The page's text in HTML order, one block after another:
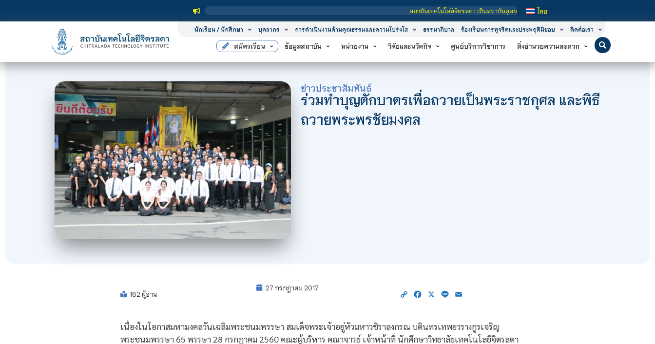
สถาบันเทคโนโลยีจิตรลดา เป็นสถาบันอุดมศึกษาในกำกับของรัฐ เปิดหลักสูตรการเรียนการสอน 3 ระดับ คือ ระดับประกาศนียบัตรวิช
ไทย
นักเรียน / นักศึกษา บุคลากร การดำเนินงานด้านคุณธรรมและความโปร่งใส ธรรมาภิบาล ร้องเรียนการทุจริตและประพฤติมิชอบ ติดต่อเรา
สมัครเรียน ข้อมูลสถาบัน หน่วยงาน วิจัยและนวัตกิจ ศูนย์บริการวิชาการ สิ่งอำนวยความสะดวก
ข่าวประชาสัมพันธ์
ร่วมทำบุญตักบาตรเพื่อถวายเป็นพระราชกุศล และพิธี
ถวายพระพรชัยมงคล
182 ผู้อ่าน
27 กรกฎาคม 2017
Copy Facebook
X Line
เนื่องในโอกาสมหามงคลวันเฉลิมพระชนมพรรษา สมเด็จพระเจ้าอยู่หัวมหาวชิราลงกรณ บดินทรเทพยวรางกูรเจริญ
พระชนมพรรษา 65 พรรษา 28 กรกฎาคม 2560 คณะผู้บริหาร คณาจารย์ เจ้าหน้าที่ นักศึกษาวิทยาลัยเทคโนโลยีจิตรลดา